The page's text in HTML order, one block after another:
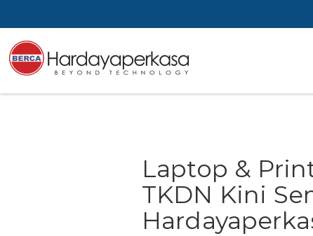
Laptop &
TKDN Kini